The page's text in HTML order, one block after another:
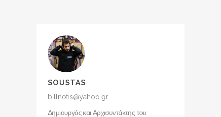
SOUSTAS
billnotis@yahoo.gr
Δημιουργός και Αρχισυντάκτης του